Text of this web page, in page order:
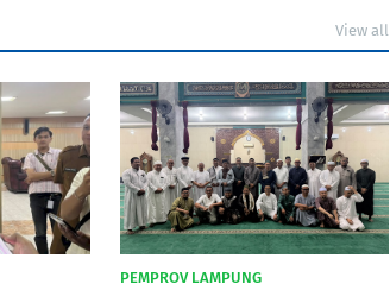
View all
PEMPROV LAMPUNG